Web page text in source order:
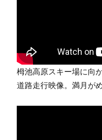
栂池高原スキー場に向
道路走行映像。満月が